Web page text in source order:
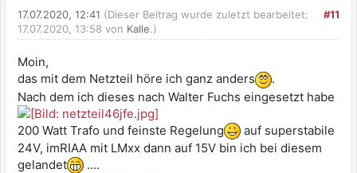
#11
17.07.2020, 12:41 (Dieser Beitrag wurde zuletzt bearbeitet:
17.07.2020, 13:58 von Kalle.)
Moin,
das mit dem Netzteil höre ich ganz anders
.
Nach dem ich dieses nach Walter Fuchs eingesetzt habe
200 Watt Trafo und feinste Regelung
auf superstabile
24V, imRIAA mit LMxx dann auf 15V bin ich bei diesem
gelandet
....